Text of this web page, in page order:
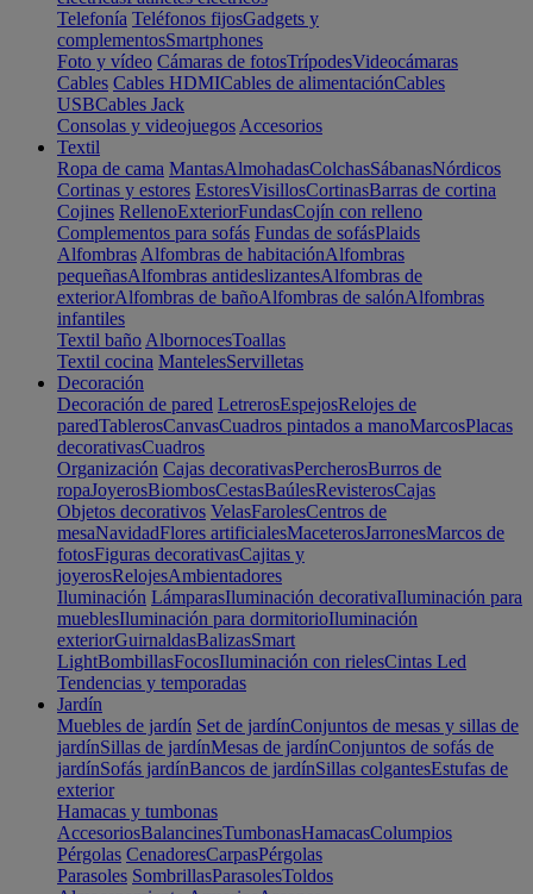
Telefonía Teléfonos fijosGadgets y
complementosSmartphones
Foto y vídeo Cámaras de fotosTrípodesVideocámaras
Cables Cables HDMICables de alimentaciónCables
USBCables Jack
Consolas y videojuegos Accesorios
Textil
Ropa de cama MantasAlmohadasColchasSábanasNórdicos
Cortinas y estores EstoresVisillosCortinasBarras de cortina
Cojines RellenoExteriorFundasCojín con relleno
Complementos para sofás Fundas de sofásPlaids
Alfombras Alfombras de habitaciónAlfombras
pequeñasAlfombras antideslizantesAlfombras de
exteriorAlfombras de bañoAlfombras de salónAlfombras
infantiles
Textil baño AlbornocesToallas
Textil cocina MantelesServilletas
Decoración
Decoración de pared LetrerosEspejosRelojes de
paredTablerosCanvasCuadros pintados a manoMarcosPlacas
decorativasCuadros
Organización Cajas decorativasPercherosBurros de
ropaJoyerosBiombosCestasBaúlesRevisterosCajas
Objetos decorativos VelasFarolesCentros de
mesaNavidadFlores artificialesMaceterosJarronesMarcos de
fotosFiguras decorativasCajitas y
joyerosRelojesAmbientadores
Iluminación LámparasIluminación decorativaIluminación para
mueblesIluminación para dormitorioIluminación
exteriorGuirnaldasBalizasSmart
LightBombillasFocosIluminación con rielesCintas Led
Tendencias y temporadas
Jardín
Muebles de jardín Set de jardínConjuntos de mesas y sillas de
jardínSillas de jardínMesas de jardínConjuntos de sofás de
jardínSofás jardínBancos de jardínSillas colgantesEstufas de
exterior
Hamacas y tumbonas
AccesoriosBalancinesTumbonasHamacasColumpios
Pérgolas CenadoresCarpasPérgolas
Parasoles SombrillasParasolesToldos